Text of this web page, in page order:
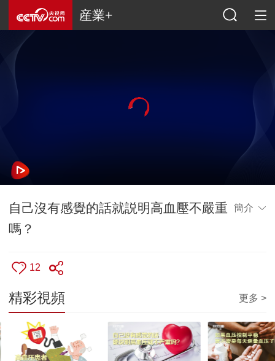
産業+
自己沒有感覺的話就説明高血壓不嚴重
嗎？
簡介
12
精彩視頻 更多 >